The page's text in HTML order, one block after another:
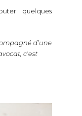
quelques
d’une
c’est